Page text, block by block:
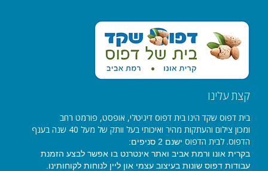
קצת עלינו
בית דפוס שקד הינו בית דפוס דיגיטלי, אופסט, פורמט רחב
ומכון צילום והעתקות מהיר ואיכותי בעל וותק של מעל 40 שנה בענף
הדפוס. לבית הדפוס ישנם 2 סניפים:
בקרית אונו ורמת אביב ואתר אינטרנט בו אפשר לבצע הזמנת
עבודות דפוס שונות בעיצוב עצמי און ליין לנוחות לקוחותינו.